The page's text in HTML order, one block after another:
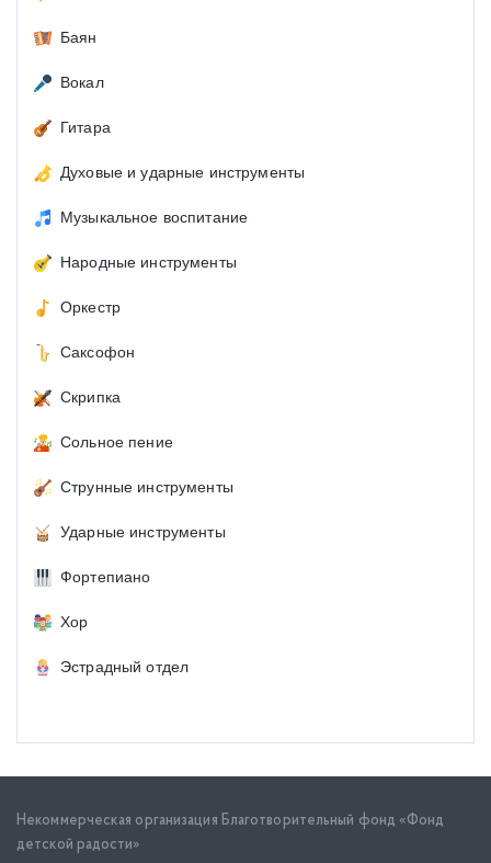
Баян
Вокал
Гитара
Духовые и ударные инструменты
Музыкальное воспитание
Народные инструменты
Оркестр
Саксофон
Скрипка
Сольное пение
Струнные инструменты
Ударные инструменты
Фортепиано
Хор
Эстрадный отдел
Некоммерческая организация Благотворительный фонд «Фонд
детской радости»